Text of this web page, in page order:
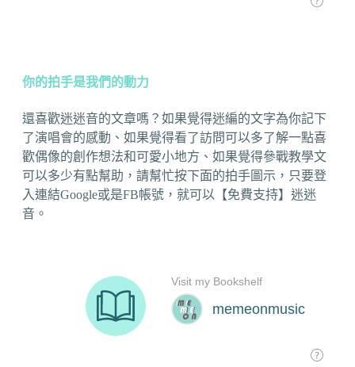
你的拍手是我們的動力
還喜歡迷迷音的文章嗎？如果覺得迷編的文字為你記下
了演唱會的感動、如果覺得看了訪問可以多了解一點喜
歡偶像的創作想法和可愛小地方、如果覺得參戰教學文
可以多少有點幫助，請幫忙按下面的拍手圖示，只要登
入連結Google或是FB帳號，就可以【免費支持】迷迷
音。